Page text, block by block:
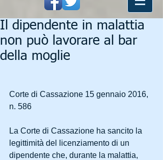
Il dipendente in malattia
non può lavorare al bar
della moglie
Corte di Cassazione 15 gennaio 2016,
n. 586
La Corte di Cassazione ha sancito la
legittimità del licenziamento di un
dipendente che, durante la malattia,